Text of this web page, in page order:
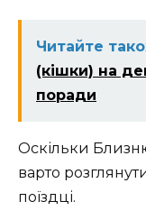
Читайте
(кішки) на
поради
Оскільки
варто
поїздці.